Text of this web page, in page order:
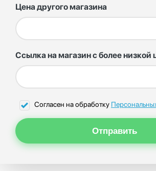
Цена другого магазина
Ссылка на магазин с более низкой
Согласен на обработку
Отправить